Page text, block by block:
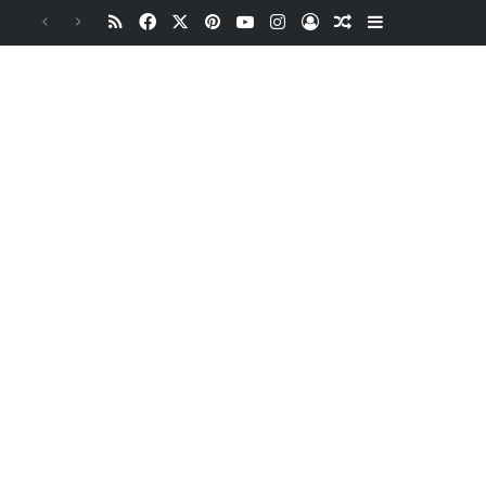
RSSFacebookPinterestYouTubeInstagramOturum aç
Rastgele Makale
Kenar